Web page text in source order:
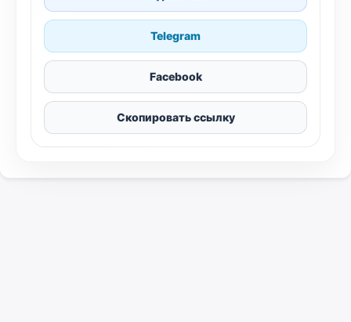
Telegram
Facebook
Скопировать ссылку